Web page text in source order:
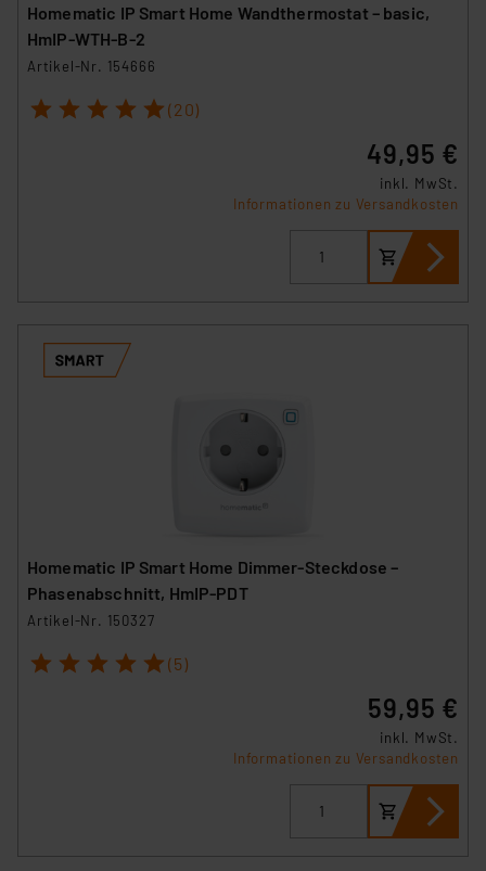
Homematic IP Smart Home Wandthermostat – basic,
HmIP-WTH-B-2
Artikel-Nr. 154666
1 2 3 4 5 (20)
49,95 €
inkl. MwSt.
Informationen zu Versandkosten
Homematic IP Smart Home Dimmer-Steckdose –
Phasenabschnitt, HmIP-PDT
Artikel-Nr. 150327
1 2 3 4 5 (5)
59,95 €
inkl. MwSt.
Informationen zu Versandkosten